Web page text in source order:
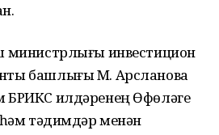
министрлығы инвестицион
башлығы М. Арсланова
БРИКС илдәренең Өфөләге
тәҡдимдәр менән